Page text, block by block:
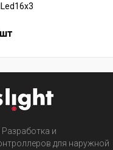
и
для наружной